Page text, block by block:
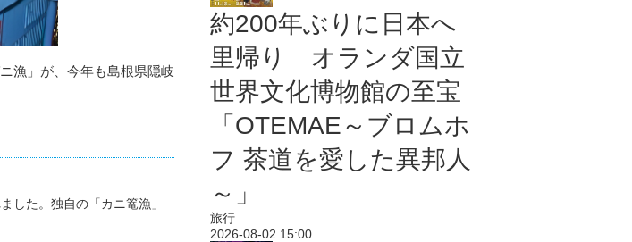
漁」が、今年も島根県隠岐
した。独自の「カニ篭漁」
約200年ぶりに日本へ
里帰り オランダ国立
世界文化博物館の至宝
「OTEMAE～ブロムホ
フ 茶道を愛した異邦人
～」
旅行
2026-08-02 15:00